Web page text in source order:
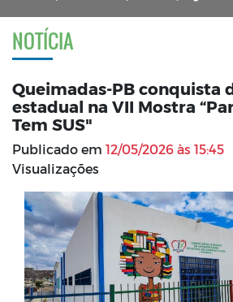
NOTÍCIA
Queimadas-PB conquista
estadual na VII Mostra
Tem SUS"
Publicado em 12/05/2026 às 15:45
Visualizações